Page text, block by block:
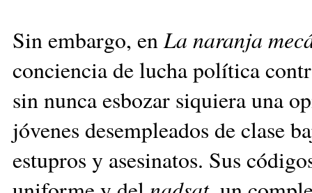
Sin embargo, enLa naranja
conciencia de lucha política
sin nunca esbozar siquiera una
jóvenes desempleados de clase
estupros y asesinatos. Sus